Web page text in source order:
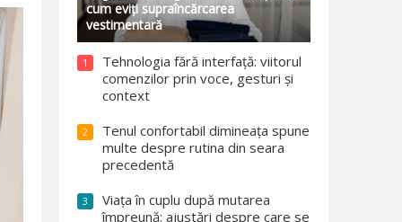
cum eviți supraîncărcarea
vestimentară
1
Tehnologia fără interfață: viitorul
comenzilor prin voce, gesturi și
context
2
Tenul confortabil dimineața spune
multe despre rutina din seara
precedentă
3
Viața în cuplu după mutarea
împreună: ajustări despre care se